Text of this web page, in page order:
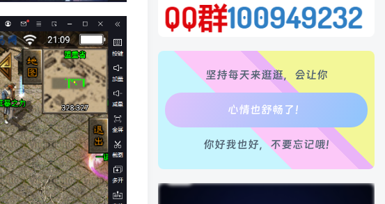
坚持每天来逛逛，会让你
心情也舒畅了！
腿也不痛了！
腰也不酸了！
工作也轻松了！
你好我也好，不要忘记哦!